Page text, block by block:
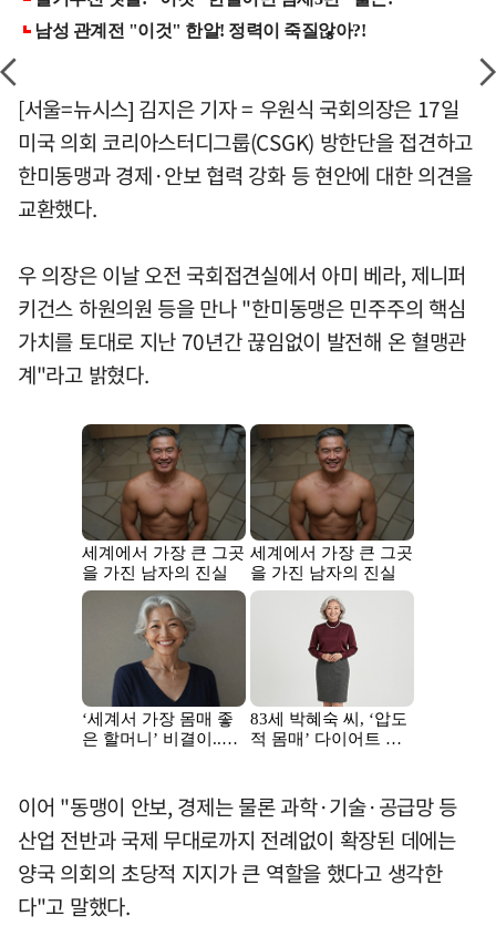
[서울=뉴시스] 김지은 기자 = 우원식 국회의장은 17일
미국 의회 코리아스터디그룹(CSGK) 방한단을 접견하고
한미동맹과 경제·안보 협력 강화 등 현안에 대한 의견을
교환했다.
우 의장은 이날 오전 국회접견실에서 아미 베라, 제니퍼
키건스 하원의원 등을 만나 "한미동맹은 민주주의 핵심
가치를 토대로 지난 70년간 끊임없이 발전해 온 혈맹관
계"라고 밝혔다.
이어 "동맹이 안보, 경제는 물론 과학·기술·공급망 등
산업 전반과 국제 무대로까지 전례없이 확장된 데에는
양국 의회의 초당적 지지가 큰 역할을 했다고 생각한
다"고 말했다.